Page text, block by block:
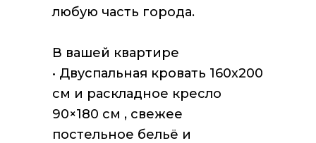
любую часть города.
В вашей квартире
• Двуспальная кровать 160х200
см и раскладное кресло
90×180 см , свежее
постельное бельё и